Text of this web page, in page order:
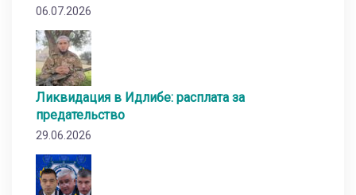
06.07.2026
Ликвидация в Идлибе: расплата за
предательство
29.06.2026